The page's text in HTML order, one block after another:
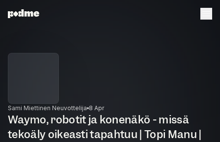
Sami Miettinen Neuvottelija 8 Apr
Waymo, robotit ja konenäkö - missä
tekoäly oikeasti tapahtuu | Topi Manu |